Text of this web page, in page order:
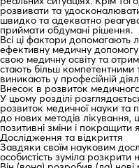
розвивати та
швидко та адекватно
приймати обдумані рішення.
Всі ці фактори допомагають
ефективну медичну
свою медичну освіту та
стають більш
виникають у професійній
Внесок в розвиток
У цьому розділі
розвиток медичної науки та
до нових методів лікування,
позитивні зміни і покращити
Дослідження та відкриття
Завдяки своїм науковим
особистість зуміла розкрити